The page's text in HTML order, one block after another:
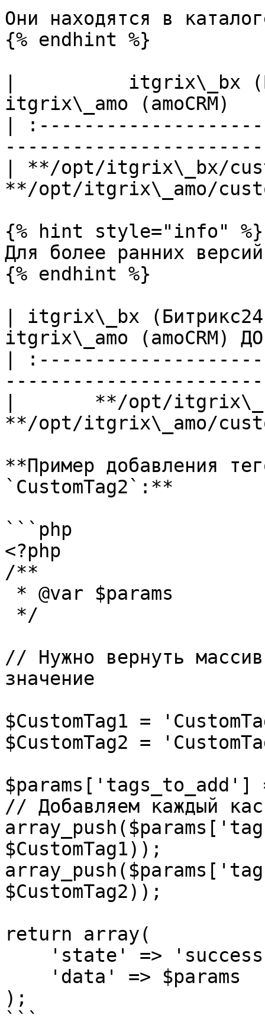
Они находятся в
{% endhint %}
|          itgrix\_bx
itgrix\_amo
|
| **/opt/itgrix\_bx/
**/opt/itgrix\_amo/
{% hint style="info" %}
Для более ранних
{% endhint %}
| itgrix\_bx
itgrix\_amo (amoCRM)
|
|       **/opt/
**/opt/itgrix\_amo/
**Пример добавления
`CustomTag2`:**
```php
<?php
/**
// Нужно вернуть
значение
$CustomTag1 =
$CustomTag2 =
// Добавляем каждый
$CustomTag1));
$CustomTag2));
return array(
);